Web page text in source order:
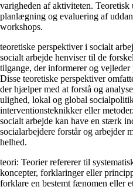
varigheden af aktiviteten.
planlægning og evaluering af
workshops.
teoretiske perspektiver i socialt
socialt arbejde henviser til de
tilgange, der informerer og
Disse teoretiske perspektiver
der hjælper med at forstå og
ulighed, lokal og global
interventionsteknikker eller
socialt arbejde kan have en stærk
socialarbejdere forstår og arbejder
helhed.
teori: Teorier refererer til
koncepter, forklaringer eller
forklare en bestemt fænomen eller